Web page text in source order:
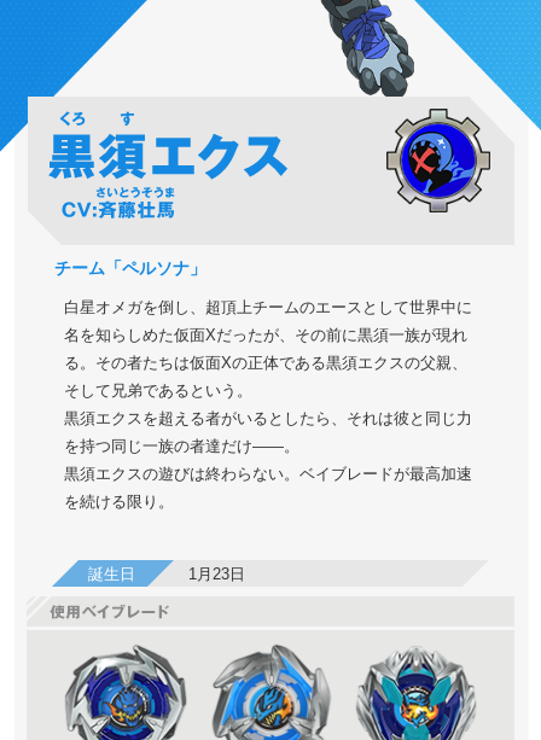
チーム「ペルソナ」
白星オメガを倒し、超頂上チームのエースとして世界中に
名を知らしめた仮面Xだったが、その前に黒須一族が現れ
る。その者たちは仮面Xの正体である黒須エクスの父親、
そして兄弟であるという。
黒須エクスを超える者がいるとしたら、それは彼と同じ力
を持つ同じ一族の者達だけ――。
黒須エクスの遊びは終わらない。ベイブレードが最高加速
を続ける限り。
誕生日 1月23日